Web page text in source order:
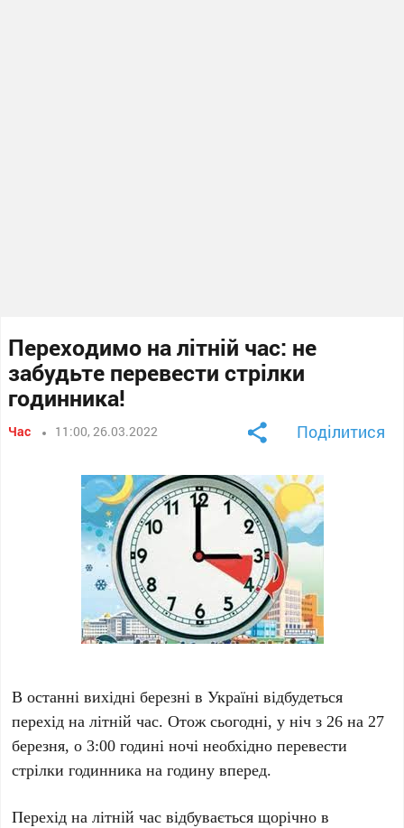
Переходимо на літній час: не
забудьте перевести стрілки
годинника!
Час 11:00, 26.03.2022 Поділитися
В останні вихідні березні в Україні відбудеться
перехід на літній час. Отож сьогодні, у ніч з 26 на 27
березня, о 3:00 годині ночі необхідно перевести
стрілки годинника на годину вперед.
Перехід на літній час відбувається щорічно в